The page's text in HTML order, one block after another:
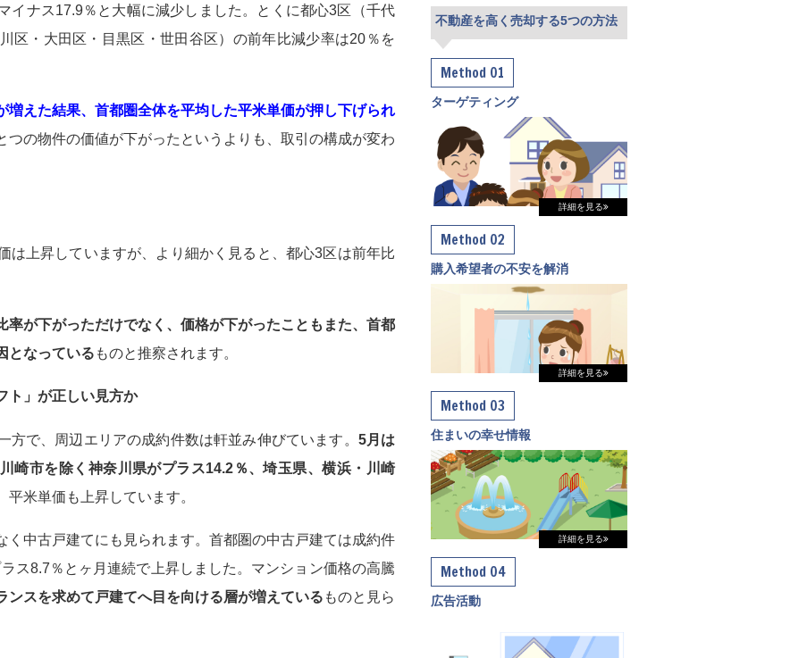
イナス17.9％と大幅に減少しました。とくに都心3区（千代
区・大田区・目黒区・世田谷区）の前年比減少率は20％を
増えた結果、首都圏全体を平均した平米単価が押し下げられ
つの物件の価値が下がったというよりも、取引の構成が変わ
は上昇していますが、より細かく見ると、都心3区は前年比
が下がっただけでなく、価格が下がったこともまた、 首都
となっている ものと推察されます。
ト」が正しい見方か
で、周辺エリアの成約件数は軒並み伸びています。 5月は
崎市を除く神奈川県がプラス14.2％、埼玉県、横浜・川崎
平米単価も上昇しています。
く中古戸建てにも見られます。首都圏の中古戸建ては成約件
ス8.7％とヶ月連続で上昇しました。マンション価格の高騰
ンスを求めて戸建てへ目を向ける層が増えている ものと見ら
不動産を高く売却する5つの方法
Method 01
ターゲティング
詳細を見る
Method 02
購入希望者の不安を解消
詳細を見る
Method 03
住まいの幸せ情報
詳細を見る
Method 04
広告活動